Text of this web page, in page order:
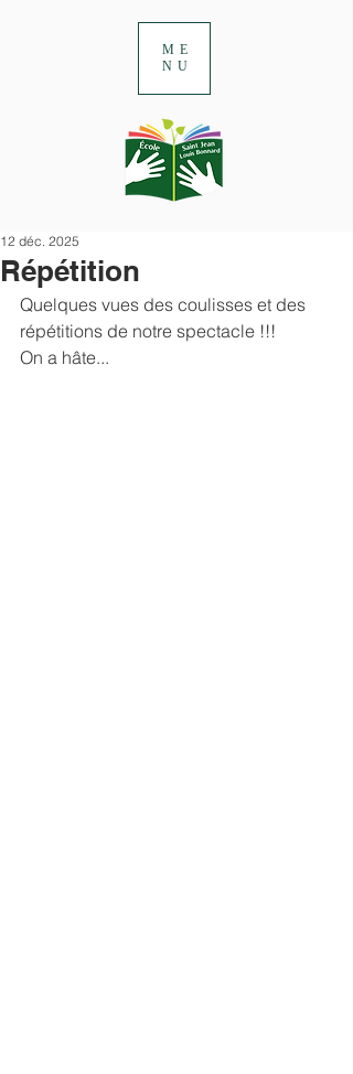
ME
NU
Répétition
12 déc. 2025
Quelques vues des coulisses et des
répétitions de notre spectacle !!!
On a hâte...